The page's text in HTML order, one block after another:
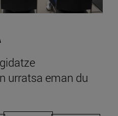
urratsa eman du